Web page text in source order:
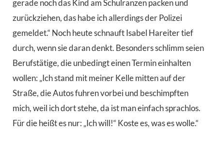
gerade noch das Kind am Schulranzen packen und
zurückziehen, das habe ich allerdings der Polizei
gemeldet.“ Noch heute schnauft Isabel Hareiter tief
durch, wenn sie daran denkt. Besonders schlimm seien
Berufstätige, die unbedingt einen Termin einhalten
wollen: „Ich stand mit meiner Kelle mitten auf der
Straße, die Autos fuhren vorbei und beschimpften
mich, weil ich dort stehe, da ist man einfach sprachlos.
Für die heißt es nur: „Ich will!“ Koste es, was es wolle.“